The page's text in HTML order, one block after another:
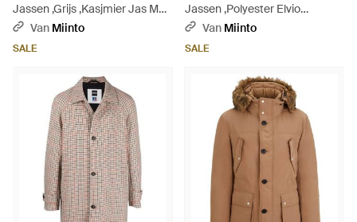
Jassen ,Grijs ,Kasjmier Jas Met
Capuchon - Grijs
Van Miinto
SALE
Jassen ,Polyester Elvio
Gewatteerde Parka - Bruin
Van Miinto
SALE